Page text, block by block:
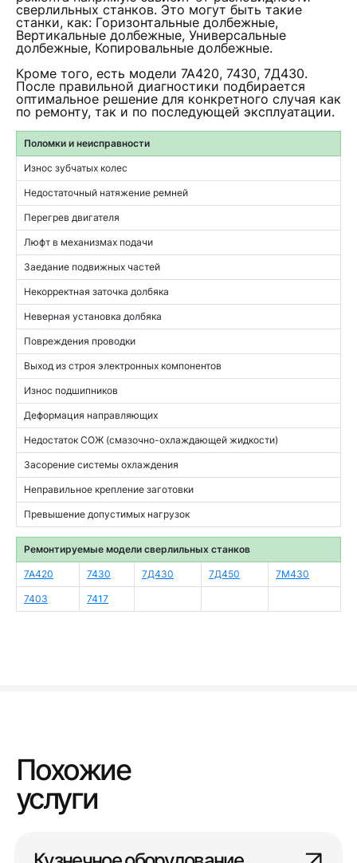
сверлильных станков. Это могут быть такие
станки, как: Горизонтальные долбежные,
Вертикальные долбежные, Универсальные
долбежные, Копировальные долбежные.
Кроме того, есть модели 7А420, 7430, 7Д430.
После правильной диагностики подбирается
оптимальное решение для конкретного случая как
по ремонту, так и по последующей эксплуатации.
Поломки и неисправности
Износ зубчатых колес
Недостаточный натяжение ремней
Перегрев двигателя
Люфт в механизмах подачи
Заедание подвижных частей
Некорректная заточка долбяка
Неверная установка долбяка
Повреждения проводки
Выход из строя электронных компонентов
Износ подшипников
Деформация направляющих
Недостаток СОЖ (смазочно-охлаждающей жидкости)
Засорение системы охлаждения
Неправильное крепление заготовки
Превышение допустимых нагрузок
Ремонтируемые модели сверлильных станков
7А420 7430 7Д430 7Д450 7М430
7403 7417
Похожие
услуги